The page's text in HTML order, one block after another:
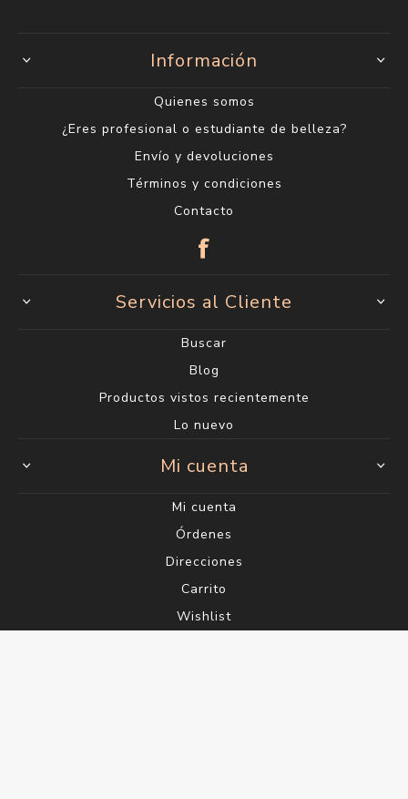
Información
Quienes somos
¿Eres profesional o estudiante de belleza?
Envío y devoluciones
Términos y condiciones
Contacto
Servicios al Cliente
Buscar
Blog
Productos vistos recientemente
Lo nuevo
Mi cuenta
Mi cuenta
Órdenes
Direcciones
Carrito
Wishlist